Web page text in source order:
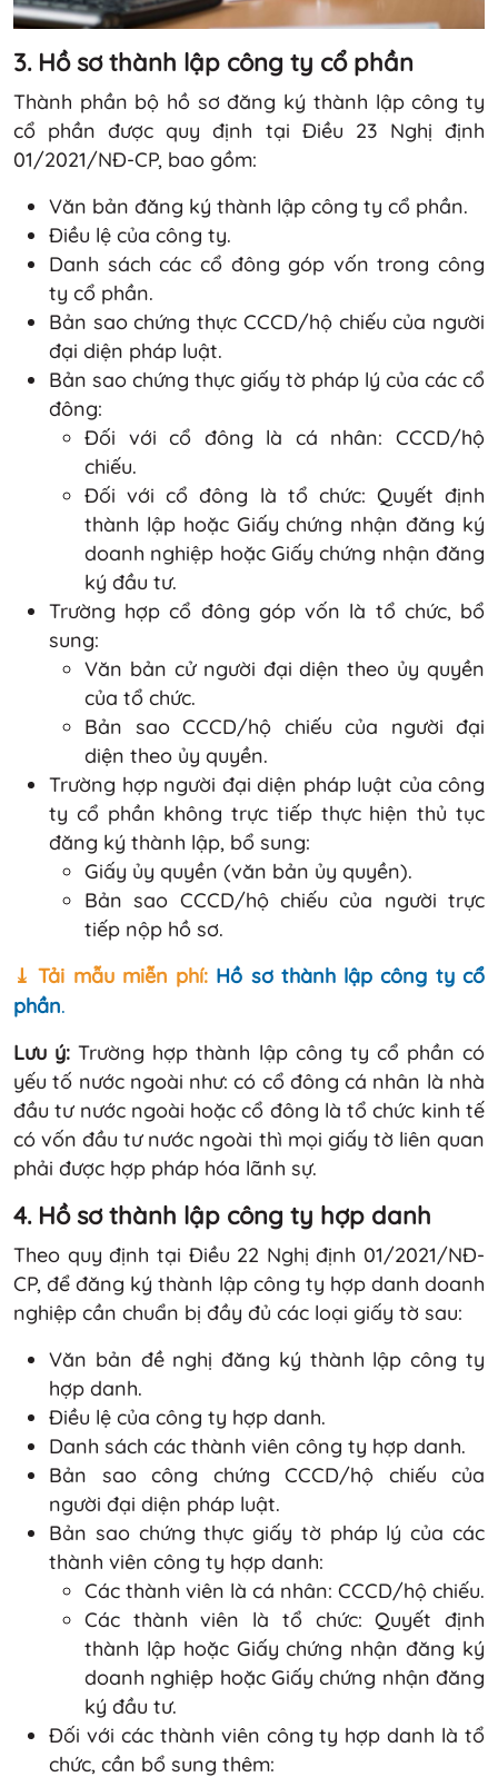
3. Hồ sơ thành lập công ty cổ phần
Thành phần bộ hồ sơ đăng ký thành lập công ty
cổ phần được quy định tại Điều 23 Nghị định
01/2021/NĐ-CP, bao gồm:
Văn bản đăng ký thành lập công ty cổ phần.
Điều lệ của công ty.
Danh sách các cổ đông góp vốn trong công
ty cổ phần.
Bản sao chứng thực CCCD/hộ chiếu của người
đại diện pháp luật.
Bản sao chứng thực giấy tờ pháp lý của các cổ
đông:
Đối với cổ đông là cá nhân: CCCD/hộ
chiếu.
Đối với cổ đông là tổ chức: Quyết định
thành lập hoặc Giấy chứng nhận đăng ký
doanh nghiệp hoặc Giấy chứng nhận đăng
ký đầu tư.
Trường hợp cổ đông góp vốn là tổ chức, bổ
sung:
Văn bản cử người đại diện theo ủy quyền
của tổ chức.
Bản sao CCCD/hộ chiếu của người đại
diện theo ủy quyền.
Trường hợp người đại diện pháp luật của công
ty cổ phần không trực tiếp thực hiện thủ tục
đăng ký thành lập, bổ sung:
Giấy ủy quyền (văn bản ủy quyền).
Bản sao CCCD/hộ chiếu của người trực
tiếp nộp hồ sơ.
⤓ Tải mẫu miễn phí: Hồ sơ thành lập công ty cổ
phần.
Lưu ý:Trường hợp thành lập công ty cổ phần có
yếu tố nước ngoài như: có cổ đông cá nhân là nhà
đầu tư nước ngoài hoặc cổ đông là tổ chức kinh tế
có vốn đầu tư nước ngoài thì mọi giấy tờ liên quan
phải được hợp pháp hóa lãnh sự.
4. Hồ sơ thành lập công ty hợp danh
Theo quy định tại Điều 22 Nghị định 01/2021/NĐ-
CP, để đăng ký thành lập công ty hợp danh doanh
nghiệp cần chuẩn bị đầy đủ các loại giấy tờ sau:
Văn bản đề nghị đăng ký thành lập công ty
hợp danh.
Điều lệ của công ty hợp danh.
Danh sách các thành viên công ty hợp danh.
Bản sao công chứng CCCD/hộ chiếu của
người đại diện pháp luật.
Bản sao chứng thực giấy tờ pháp lý của các
thành viên công ty hợp danh:
Các thành viên là cá nhân: CCCD/hộ chiếu.
Các thành viên là tổ chức: Quyết định
thành lập hoặc Giấy chứng nhận đăng ký
doanh nghiệp hoặc Giấy chứng nhận đăng
ký đầu tư.
Đối với các thành viên công ty hợp danh là tổ
chức, cần bổ sung thêm: